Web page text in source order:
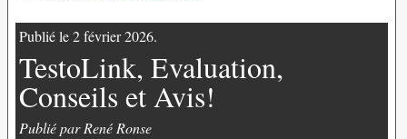
Publié le 2 février 2026.
TestoLink, Evaluation,
Conseils et Avis!
Publié par René Ronse